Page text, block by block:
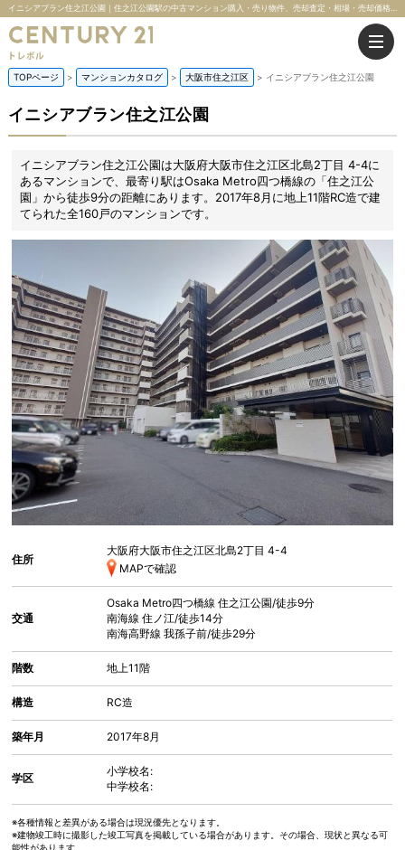
イニシアブラン住之江公園｜住之江公園駅の中古マンション購入・売り物件、売却査定・相場・売却価格情報｜大阪府大阪市住之江区北島2丁目 4-4のマンション情報｜株式会社トレボル
TOPページ マンションカタログ 大阪市住之江区 イニシアブラン住之江公園
イニシアブラン住之江公園
イニシアブラン住之江公園は大阪府大阪市住之江区北島2丁目 4-4に
あるマンションで、最寄り駅はOsaka Metro四つ橋線の「住之江公
園」から徒歩9分の距離にあります。2017年8月に地上11階RC造で建
てられた全160戸のマンションです。
住所
大阪府大阪市住之江区北島2丁目 4-4
MAPで確認
交通
Osaka Metro四つ橋線住之江公園/徒歩9分
南海線住ノ江/徒歩14分
南海高野線我孫子前/徒歩29分
階数 地上11階
構造 RC造
築年月 2017年8月
学区
小学校名:
中学校名:
※各種情報と差異がある場合は現況優先となります。
※建物竣工時に撮影した竣工写真を掲載している場合があります。その場合、現状と異なる可
能性があります。